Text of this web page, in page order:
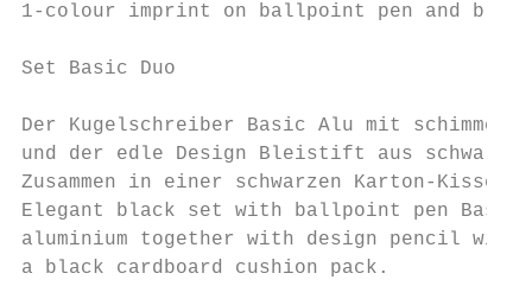
1-colour imprint on ballpoint pen and
Set Basic Duo
Der Kugelschreiber Basic Alu mit
und der edle Design Bleistift aus schwarz
Zusammen in einer schwarzen Karton-
Elegant black set with ballpoint pen
aluminium together with design pencil
a black cardboard cushion pack.